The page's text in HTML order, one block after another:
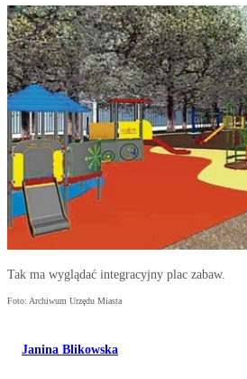
Tak ma wyglądać integracyjny plac zabaw.
Foto: Archiwum Urzędu Miasta
Janina Blikowska